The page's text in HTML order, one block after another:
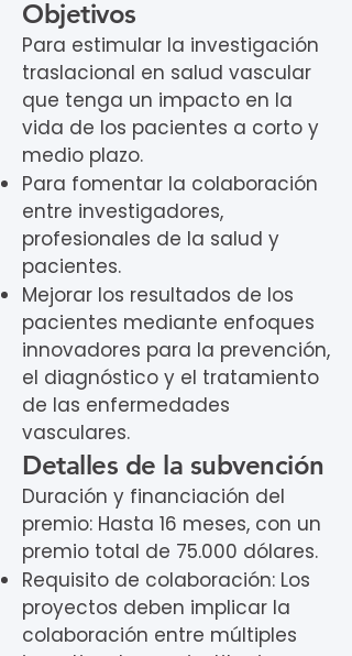
Objetivos
Para estimular la investigación
traslacional en salud vascular
que tenga un impacto en la
vida de los pacientes a corto y
medio plazo.
Para fomentar la colaboración
entre investigadores,
profesionales de la salud y
pacientes.
Mejorar los resultados de los
pacientes mediante enfoques
innovadores para la prevención,
el diagnóstico y el tratamiento
de las enfermedades
vasculares.
Detalles de la subvención
Duración y financiación del
premio: Hasta 16 meses, con un
premio total de 75.000 dólares.
Requisito de colaboración: Los
proyectos deben implicar la
colaboración entre múltiples